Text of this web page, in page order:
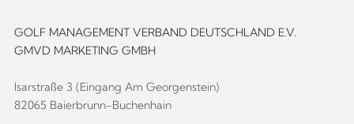
GOLF MANAGEMENT VERBAND DEUTSCHLAND E.V.
GMVD MARKETING GMBH
Isarstraße 3 (Eingang Am Georgenstein)
82065 Baierbrunn-Buchenhain